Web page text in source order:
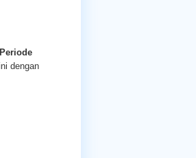
dengan